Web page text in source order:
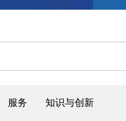
服务 知识与创新